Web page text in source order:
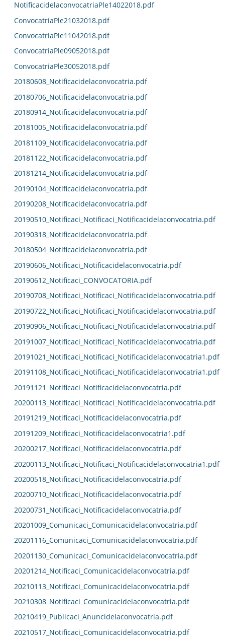
NotificacidelaconvocatriaPle14022018.pdf
ConvocatriaPle21032018.pdf
ConvocatriaPle11042018.pdf
ConvocatriaPle09052018.pdf
ConvocatriaPle30052018.pdf
20180608_Notificacidelaconvocatria.pdf
20180706_Notificacidelaconvocatria.pdf
20180914_Notificacidelaconvocatria.pdf
20181005_Notificacidelaconvocatria.pdf
20181109_Notificacidelaconvocatria.pdf
20181122_Notificacidelaconvocatria.pdf
20181214_Notificacidelaconvocatria.pdf
20190104_Notificacidelaconvocatria.pdf
20190208_Notificacidelaconvocatria.pdf
20190510_Notificaci_Notificaci_Notificacidelaconvocatria.pdf
20190318_Notificacidelaconvocatria.pdf
20180504_Notificacidelaconvocatria.pdf
20190606_Notificaci_Notificacidelaconvocatria.pdf
20190612_Notificaci_CONVOCATORIA.pdf
20190708_Notificaci_Notificaci_Notificacidelaconvocatria.pdf
20190722_Notificaci_Notificaci_Notificacidelaconvocatria.pdf
20190906_Notificaci_Notificaci_Notificacidelaconvocatria.pdf
20191007_Notificaci_Notificaci_Notificacidelaconvocatria.pdf
20191021_Notificaci_Notificaci_Notificacidelaconvocatria1.pdf
20191108_Notificaci_Notificaci_Notificacidelaconvocatria1.pdf
20191121_Notificaci_Notificacidelaconvocatria.pdf
20200113_Notificaci_Notificaci_Notificacidelaconvocatria.pdf
20191219_Notificaci_Notificacidelaconvocatria.pdf
20191209_Notificaci_Notificacidelaconvocatria1.pdf
20200217_Notificaci_Notificacidelaconvocatria.pdf
20200113_Notificaci_Notificaci_Notificacidelaconvocatria1.pdf
20200518_Notificaci_Notificacidelaconvocatria.pdf
20200710_Notificaci_Notificacidelaconvocatria.pdf
20200731_Notificaci_Notificacidelaconvocatria.pdf
20201009_Comunicaci_Comunicacidelaconvocatria.pdf
20201116_Comunicaci_Comunicacidelaconvocatria.pdf
20201130_Comunicaci_Comunicacidelaconvocatria.pdf
20201214_Notificaci_Comunicacidelaconvocatria.pdf
20210113_Notificaci_Comunicacidelaconvocatria.pdf
20210308_Notificaci_Comunicacidelaconvocatria.pdf
20210419_Publicaci_Anuncidelaconvocatria.pdf
20210517_Notificaci_Comunicacidelaconvocatria.pdf